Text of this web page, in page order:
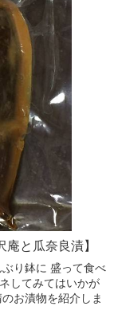
と瓜奈良漬】
り鉢に 盛って食べ
してみてはいかが
お漬物を紹介しま